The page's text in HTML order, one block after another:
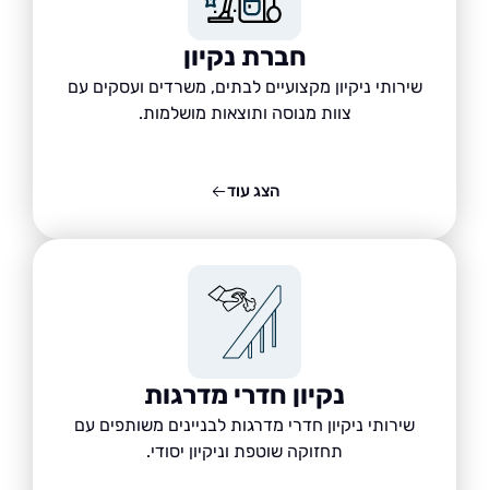
חברת נקיון
שירותי ניקיון מקצועיים לבתים, משרדים ועסקים עם
צוות מנוסה ותוצאות מושלמות.
נקיון חדרי מדרגות
שירותי ניקיון חדרי מדרגות לבניינים משותפים עם
תחזוקה שוטפת וניקיון יסודי.